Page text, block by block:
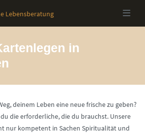
in
deinem Leben eine neue frische zu geben?
die erforderliche, die du brauchst. Unsere
nur kompetent in Sachen Spiritualität und